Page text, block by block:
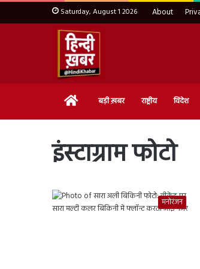
Saturday, August 1 2026 About
Home बड़ी ख़बर राष्ट्रीय विदेश
इंस्टाग्राम फोटो
मनोरंजन